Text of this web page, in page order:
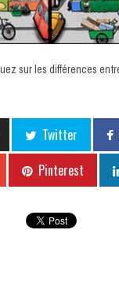
sur les différences
Twitter
Pinterest